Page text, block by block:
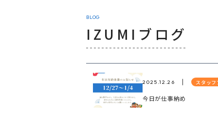
BLOG
IZUMIブログ
2025.12.26 スタッフ
今日が仕事納め